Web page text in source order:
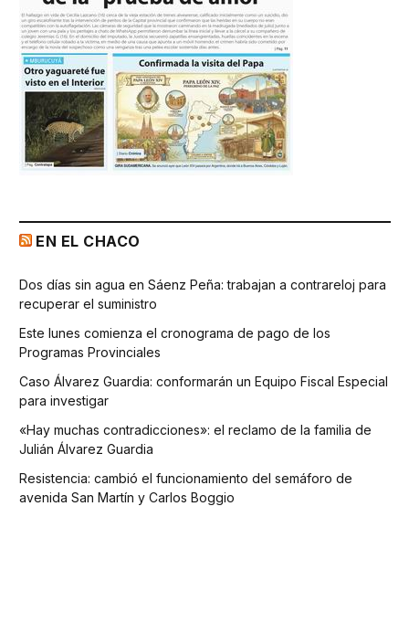
EN EL CHACO
Dos días sin agua en Sáenz Peña: trabajan a contrareloj para
recuperar el suministro
Este lunes comienza el cronograma de pago de los
Programas Provinciales
Caso Álvarez Guardia: conformarán un Equipo Fiscal Especial
para investigar
«Hay muchas contradicciones»: el reclamo de la familia de
Julián Álvarez Guardia
Resistencia: cambió el funcionamiento del semáforo de
avenida San Martín y Carlos Boggio